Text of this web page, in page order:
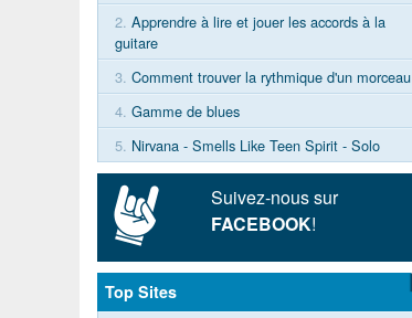
2. Apprendre à lire et jouer les accords à la
guitare
3. Comment trouver la rythmique d'un morceau
4. Gamme de blues
5. Nirvana - Smells Like Teen Spirit - Solo
Suivez-nous sur
FACEBOOK!
Top Sites